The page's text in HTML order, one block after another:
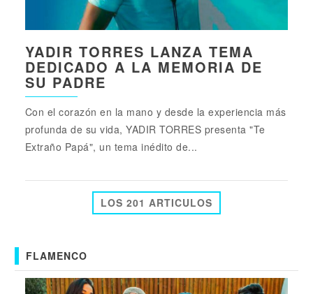
YADIR TORRES LANZA TEMA
DEDICADO A LA MEMORIA DE
SU PADRE
Con el corazón en la mano y desde la experiencia más
profunda de su vida, YADIR TORRES presenta "Te
Extraño Papá", un tema inédito de...
LOS 201 ARTICULOS
FLAMENCO